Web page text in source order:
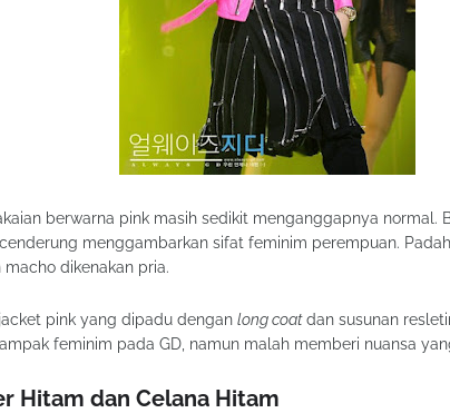
berwarna pink masih sedikit menganggapnya normal.
menggambarkan sifat feminim perempuan.
dikenakan pria.
pink yang dipadu dengan long coatdan susunan
feminim pada GD, namun malah memberi nuansa
Hitam dan Celana Hitam